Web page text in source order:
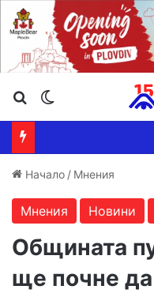
Търсене ...
Начало / Мнения
Мнения Новини
Общината
ще почне да